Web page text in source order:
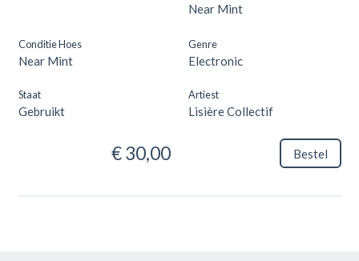
Near Mint
Conditie Hoes
Near Mint
Genre
Electronic
Staat
Gebruikt
Artiest
Lisière Collectif
€ 30,00 Bestel